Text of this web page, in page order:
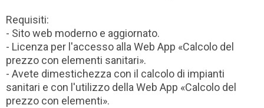
Requisiti:
- Sito web moderno e aggiornato.
- Licenza per l'accesso alla Web App «Calcolo del
prezzo con elementi sanitari».
- Avete dimestichezza con il calcolo di impianti
sanitari e con l'utilizzo della Web App «Calcolo del
prezzo con elementi».